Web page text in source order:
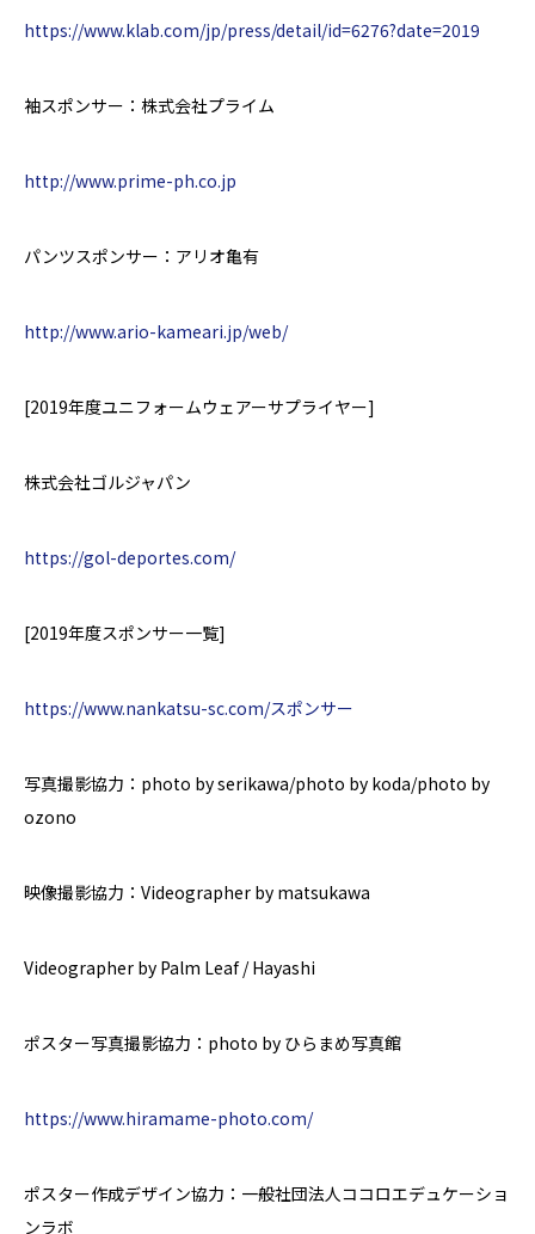
https://www.klab.com/jp/press/detail/id=6276?date=2019
袖スポンサー：株式会社プライム
http://www.prime-ph.co.jp
パンツスポンサー：アリオ亀有
http://www.ario-kameari.jp/web/
[2019年度ユニフォームウェアーサプライヤー]
株式会社ゴルジャパン
https://gol-deportes.com/
[2019年度スポンサー一覧]
https://www.nankatsu-sc.com/スポンサー
写真撮影協力： photo byserikawa/photo by koda/photo by
ozono
映像撮影協力：Videographer by matsukawa
Videographer by Palm Leaf / Hayashi
ポスター写真撮影協力：photo by ひらまめ写真館
https://www.hiramame-photo.com/
ポスター作成デザイン協力：一般社団法人ココロエデュケーショ
ンラボ